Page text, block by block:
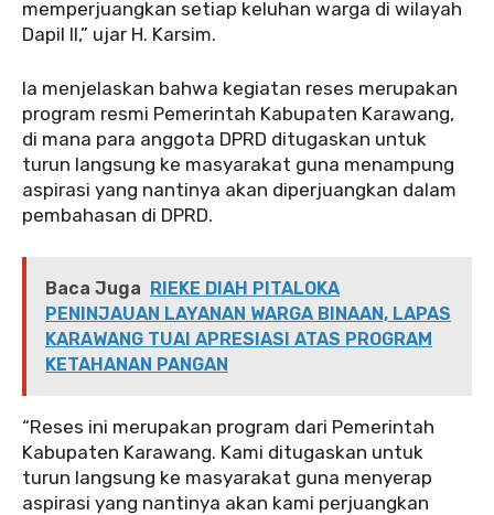
memperjuangkan setiap keluhan warga di wilayah
Dapil II,” ujar H. Karsim.
‎‎Ia menjelaskan bahwa kegiatan reses merupakan
program resmi Pemerintah Kabupaten Karawang,
di mana para anggota DPRD ditugaskan untuk
turun langsung ke masyarakat guna menampung
aspirasi yang nantinya akan diperjuangkan dalam
pembahasan di DPRD.
Baca Juga RIEKE DIAH PITALOKA
PENINJAUAN LAYANAN WARGA BINAAN, LAPAS
KARAWANG TUAI APRESIASI ATAS PROGRAM
KETAHANAN PANGAN
‎‎“Reses ini merupakan program dari Pemerintah
Kabupaten Karawang. Kami ditugaskan untuk
turun langsung ke masyarakat guna menyerap
aspirasi yang nantinya akan kami perjuangkan